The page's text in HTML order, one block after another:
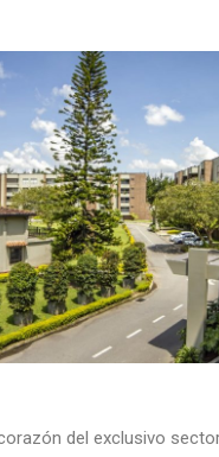
del exclusivo